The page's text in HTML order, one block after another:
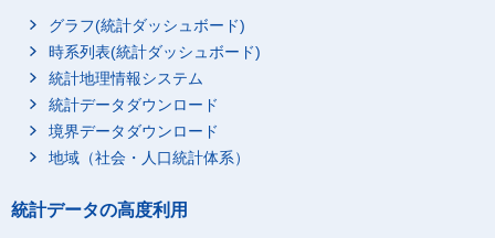
グラフ(統計ダッシュボード)
時系列表(統計ダッシュボード)
統計地理情報システム
統計データダウンロード
境界データダウンロード
地域（社会・人口統計体系）
統計データの高度利用